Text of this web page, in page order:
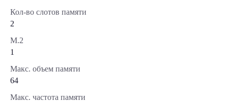
Кол-во слотов памяти
2
М.2
1
Макс. объем памяти
64
Макс. частота памяти